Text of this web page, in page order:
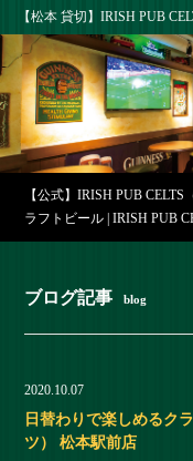
【松本 貸切】IRISH PUB
【公式】IRISH PUB
ラフトビール | IRISH PUB
ブログ記事 blog
2020.10.07
日替わりで楽しめるク
ツ） 松本駅前店